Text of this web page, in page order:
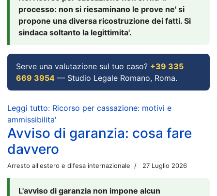
processo: non si riesaminano le prove ne' si
propone una diversa ricostruzione dei fatti. Si
sindaca soltanto la legittimita'.
Serve una valutazione sul tuo caso? +39 335
669 3954 — Studio Legale Romano, Roma.
Leggi tutto: Ricorso per cassazione: motivi e
ammissibilita'
Avviso di garanzia: cosa fare
davvero
Arresto all'estero e difesa internazionale 27 Luglio 2026
L'avviso di garanzia non impone alcun